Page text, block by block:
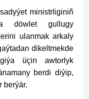
ministrliginiň
döwlet gullugy
ulanmak arkaly
dikeltmekde
üçin awtorlyk
berdi diýip,
berýär.